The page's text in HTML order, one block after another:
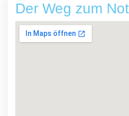
Der Weg zum